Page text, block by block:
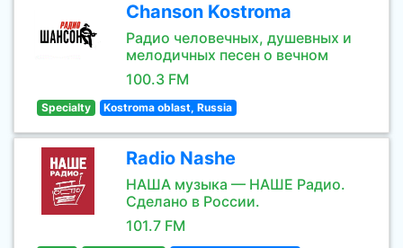
Chanson Kostroma
Радио человечных, душевных и
мелодичных песен о вечном
100.3 FM
Specialty Kostroma oblast, Russia
Radio Nashe
НАША музыка — НАШЕ Радио.
Сделано в России.
101.7 FM